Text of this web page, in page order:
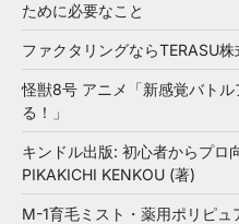
ために必要なこと
ファクタリングならTERASU
怪獣8号 アニメ「新感覚バト
る！」
キンドル出版: 初心者からプロ
PIKAKICHI KENKOU (著)
M-1育毛ミスト・薬用ポリピ